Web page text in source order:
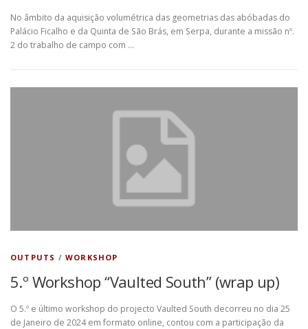
No âmbito da aquisição volumétrica das geometrias das abóbadas do
Palácio Ficalho e da Quinta de São Brás, em Serpa, durante a missão nº.
2 do trabalho de campo com …
OUTPUTS /WORKSHOP
5.º Workshop “Vaulted South” (wrap up)
O 5.º e último workshop do projecto Vaulted South decorreu no dia 25
de Janeiro de 2024 em formato online, contou com a participação da